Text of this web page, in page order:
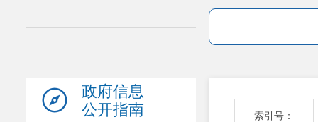
政府信息
公开指南
索引号：